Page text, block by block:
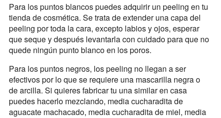
Para los puntos blancos puedes adquirir un peeling en tu
tienda de cosmética. Se trata de extender una capa del
peeling por toda la cara, excepto labios y ojos, esperar
que seque y después levantarla con cuidado para que no
quede ningún punto blanco en los poros.
Para los puntos negros, los peeling no llegan a ser
efectivos por lo que se requiere una mascarilla negra o
de arcilla. Si quieres fabricar tu una similar en casa
puedes hacerlo mezclando, media cucharadita de
aguacate machacado, media cucharadita de miel, media